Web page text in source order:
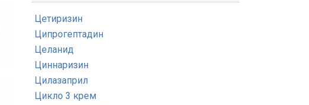
Цетиризин
Ципрогептадин
Целанид
Циннаризин
Цилазаприл
Цикло 3 крем